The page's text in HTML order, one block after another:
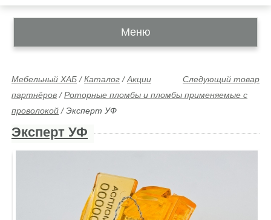
Меню
Следующий товар
Мебельный ХАБ /Каталог /Акции
партнёров /Роторные пломбы и пломбы применяемые с
проволокой /Эксперт УФ
Эксперт УФ